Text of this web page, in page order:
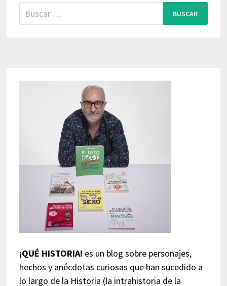
Buscar:
¡QUÉ HISTORIA! es un blog sobre personajes,
hechos y anécdotas curiosas que han sucedido a
lo largo de la Historia (la intrahistoria de la